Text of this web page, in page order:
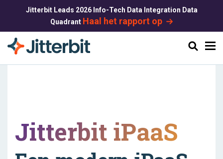
Zoeken
Jitterbit Leads 2026 Info-Tech Data Integration Data
Quadrant Haal het rapport op
Jitterbit iPaaS